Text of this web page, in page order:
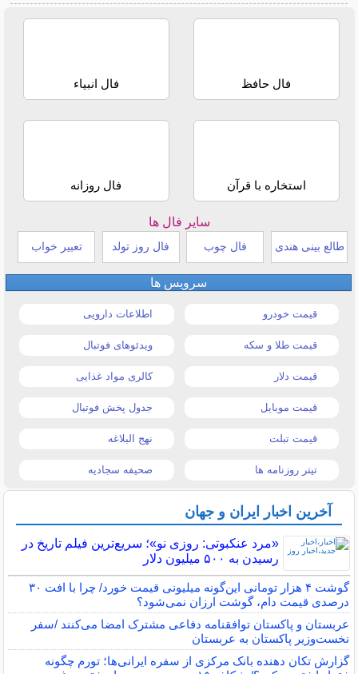
فال حافظ فال انبیاء
استخاره با قرآن فال روزانه
سایر فال ها
طالع بینی هندی فال چوب فال روز تولد تعبیر خواب
سرویس ها
قیمت خودرو اطلاعات دارویی
قیمت طلا و سکه ویدئوهای فوتبال
قیمت دلار کالری مواد غذایی
قیمت موبایل جدول پخش فوتبال
قیمت تبلت نهج البلاغه
تیتر روزنامه ها صحیفه سجادیه
آخرین اخبار ایران و جهان
«مرد عنکبوتی: روزی نو»؛ سریع‌ترین فیلم تاریخ در
رسیدن به ۵۰۰ میلیون دلار
گوشت ۴ هزار تومانی این‌گونه میلیونی قیمت خورد/ چرا با افت ۳۰
درصدی قیمت دام، گوشت ارزان نمی‌شود؟
عربستان و پاکستان توافقنامه دفاعی مشترک امضا می‌کنند /سفر
نخست‌وزیر پاکستان به عربستان
گزارش تکان‌ دهنده بانک مرکزی از سفره ایرانی‌ها؛ تورم چگونه